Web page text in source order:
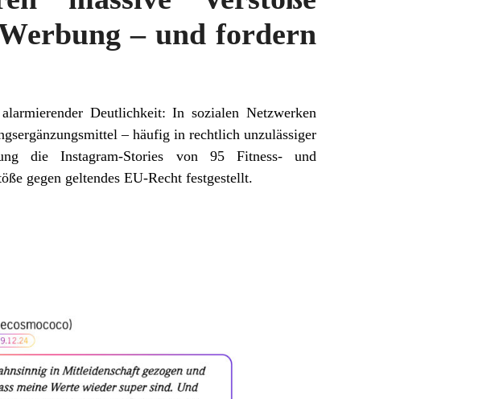
– und fordern
Deutlichkeit: In sozialen Netzwerken
– häufig in rechtlich unzulässiger
die Instagram-Stories von 95 Fitness- und
gegen geltendes EU-Recht festgestellt.